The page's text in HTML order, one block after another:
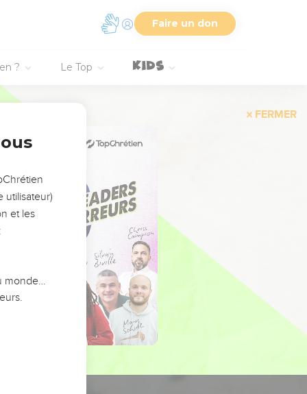
Faire un don
? Le Top
FERMER
utilisateur)
et les
monde…